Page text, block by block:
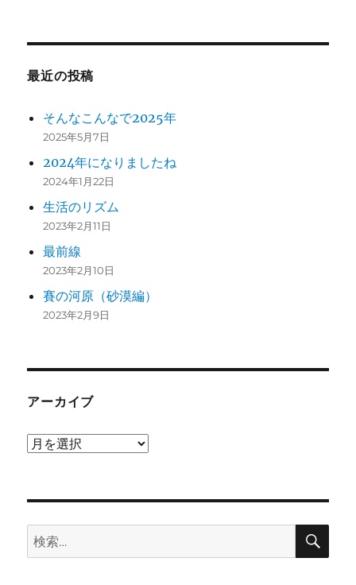
最近の投稿
そんなこんなで2025年
2025年5月7日
2024年になりましたね
2024年1月22日
生活のリズム
2023年2月11日
最前線
2023年2月10日
賽の河原（砂漠編）
2023年2月9日
アーカイブ
ア
検
索:
検